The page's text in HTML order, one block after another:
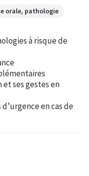
orale, pathologie
à risque de
ses gestes en
en cas de